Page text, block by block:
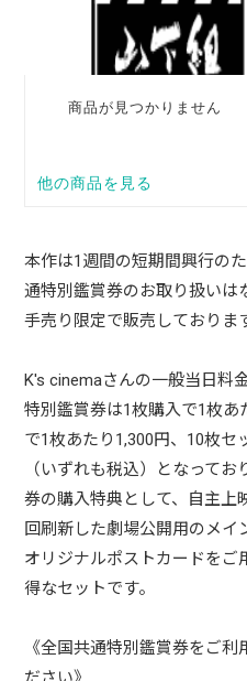
本作は1週間の短期間興行の
通特別鑑賞券のお取り扱いは
手売り限定で販売しておりま
K's cinemaさんの一般当日料
特別鑑賞券は1枚購入で1枚あ
で1枚あたり1,300円、10枚セ
（いずれも税込）となって
券の購入特典として、自主上
回刷新した劇場公開用のメイ
オリジナルポストカードをご
得なセットです。
《全国共通特別鑑賞券をご